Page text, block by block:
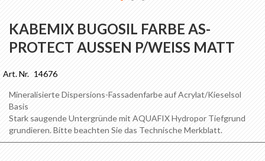
KABEMIX BUGOSIL FARBE AS-
PROTECT AUSSEN P/WEISS MATT
Art. Nr. 14676
Anfang
der
Bildgalerie
Mineralisierte Dispersions-Fassadenfarbe auf Acrylat/Kieselsol
Basis
Stark saugende Untergründe mit AQUAFIX Hydropor Tiefgrund
grundieren. Bitte beachten Sie das Technische Merkblatt.